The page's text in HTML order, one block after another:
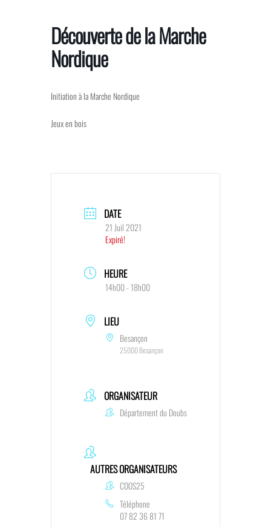
Découverte de la Marche
Nordique
Initiation à la Marche Nordique
Jeux en bois
DATE
21 Juil 2021
Expiré!
HEURE
14h00 - 18h00
LIEU
Besançon
25000 Besançon
ORGANISATEUR
Département du Doubs
AUTRES ORGANISATEURS
CDOS25
Téléphone
07 82 36 81 71